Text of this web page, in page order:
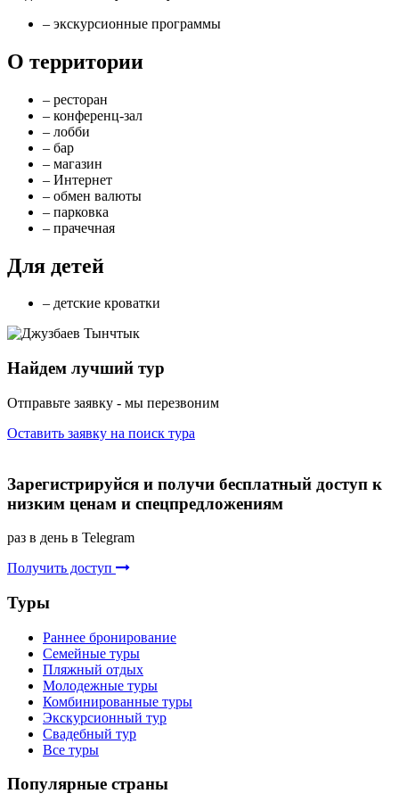
– экскурсионные программы
О территории
– ресторан
– конференц-зал
– лобби
– бар
– магазин
– Интернет
– обмен валюты
– парковка
– прачечная
Для детей
– детские кроватки
Найдем лучший тур
Отправьте заявку - мы перезвоним
Оставить заявку на поиск тура
Зарегистрируйся и получи бесплатный доступ к
низким ценам и спецпредложениям
раз в день в Telegram
Получить доступ
Туры
Раннее бронирование
Семейные туры
Пляжный отдых
Молодежные туры
Комбинированные туры
Экскурсионный тур
Свадебный тур
Все туры
Популярные страны